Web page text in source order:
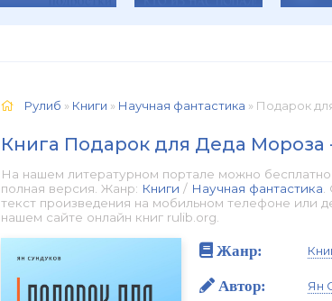
Рулиб » Книги » Научная фантастика » Подарок
Книга Подарок для Деда Мороза
На нашем литературном портале можно
полная версия. Жанр: Книги / Научная фантастика
текст произведения на мобильном телефоне или
нашем сайте онлайн книг rulib.org.
Жанр:
Автор: Ян